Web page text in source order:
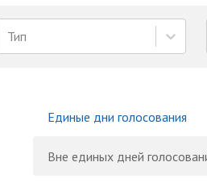
Тип
Единые дни голосования
Вне единых дней